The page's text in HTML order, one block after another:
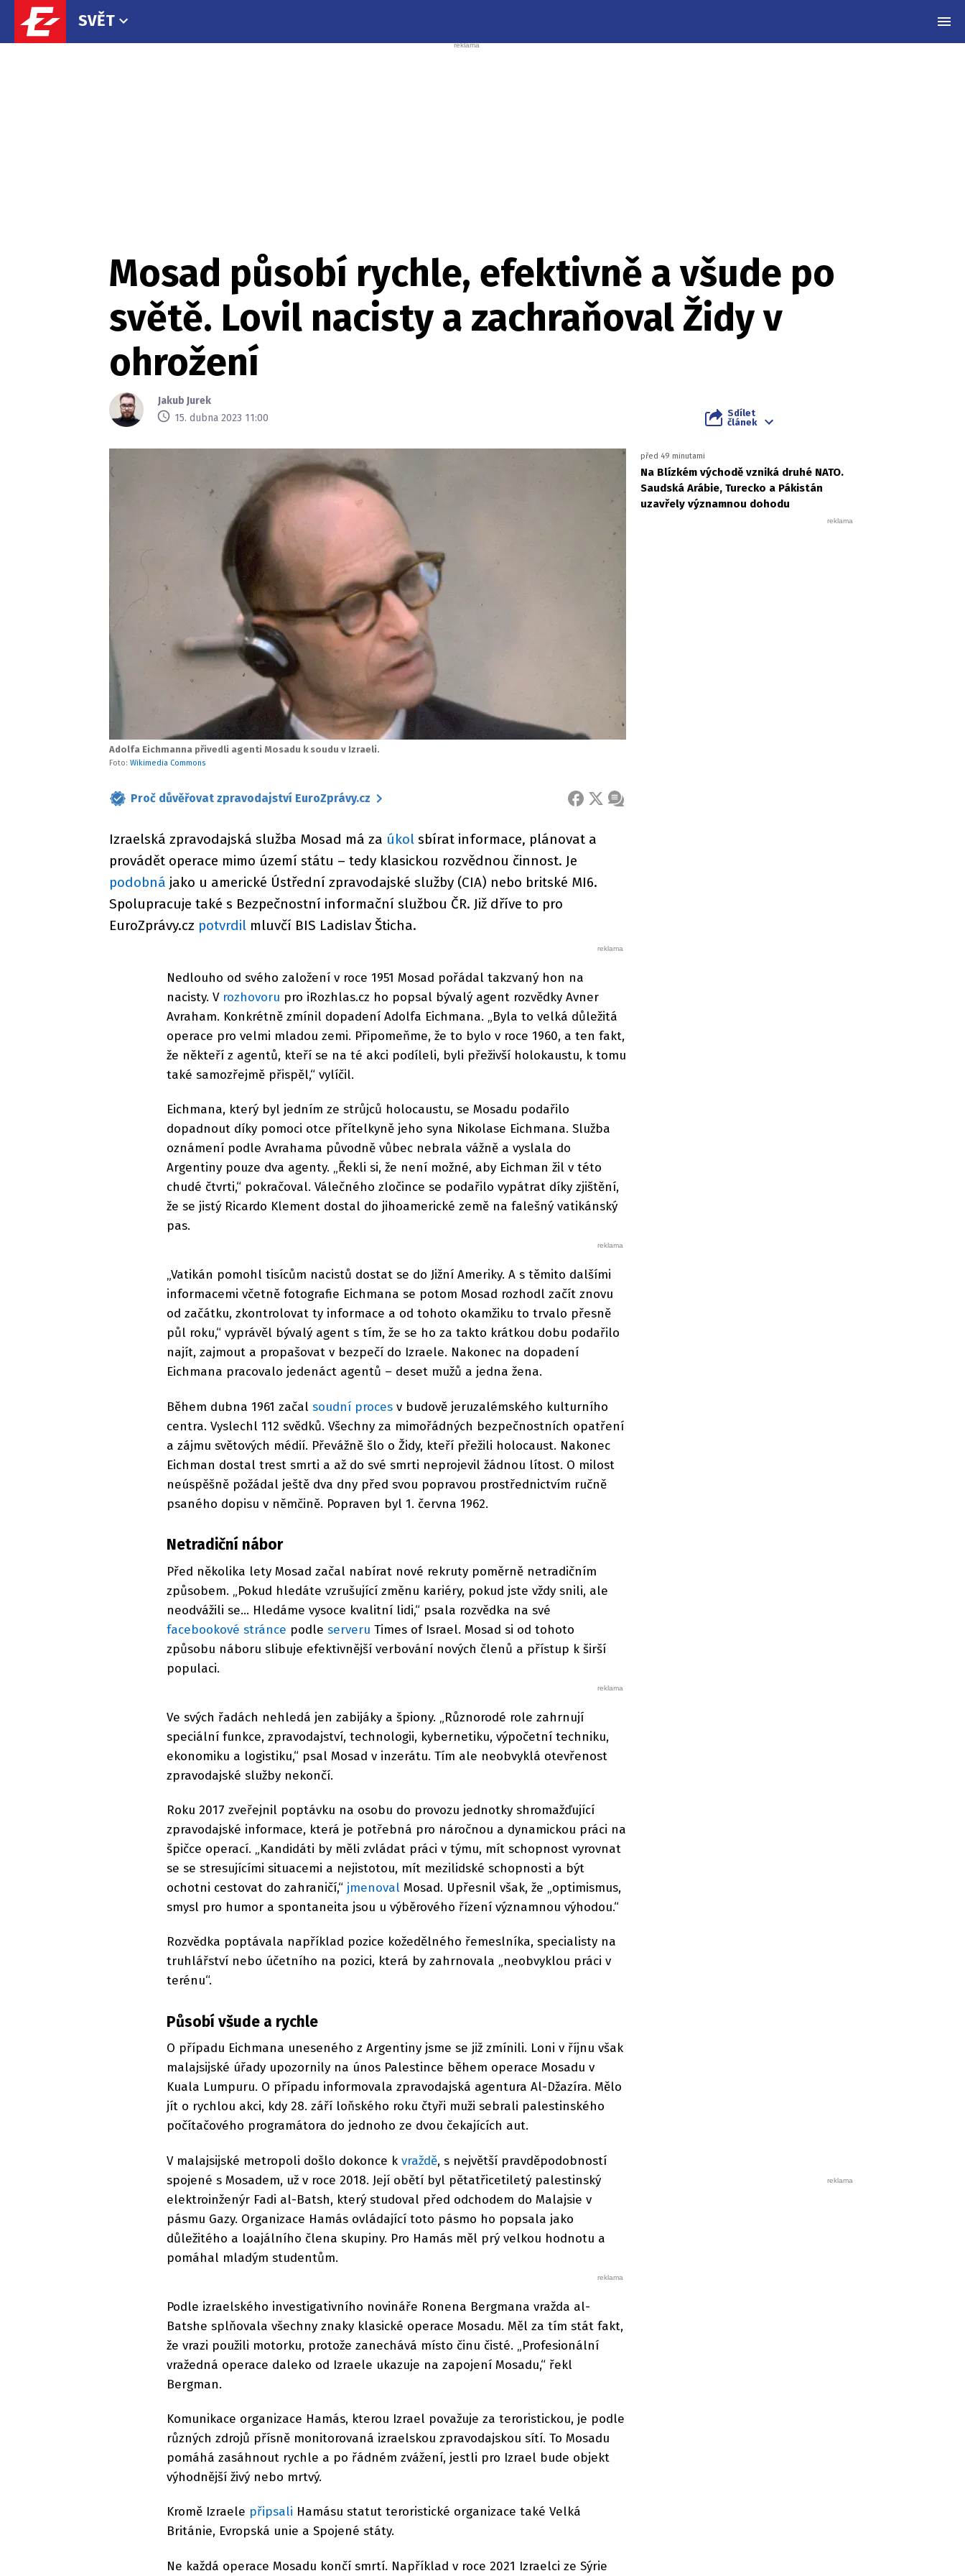
SVĚT
Mosad působí rychle, efektivně a všude po
světě. Lovil nacisty a zachraňoval Židy v
ohrožení
Jakub Jurek
15. dubna 2023 11:00
Sdílet
článek
Adolfa Eichmanna přivedli agenti Mosadu k soudu v Izraeli.
Foto: Wikimedia Commons
Proč důvěřovat zpravodajství EuroZprávy.cz FACEBOOK
X ZPRÁVA
Izraelská zpravodajská služba Mosad má za úkol sbírat informace, plánovat a
provádět operace mimo území státu – tedy klasickou rozvědnou činnost. Je
podobná jako u americké Ústřední zpravodajské služby (CIA) nebo britské MI6.
Spolupracuje také s Bezpečnostní informační službou ČR. Již dříve to pro
EuroZprávy.cz potvrdil mluvčí BIS Ladislav Šticha.
Nedlouho od svého založení v roce 1951 Mosad pořádal takzvaný hon na
nacisty. V rozhovoru pro iRozhlas.cz ho popsal bývalý agent rozvědky Avner
Avraham. Konkrétně zmínil dopadení Adolfa Eichmana. „Byla to velká důležitá
operace pro velmi mladou zemi. Připomeňme, že to bylo v roce 1960, a ten fakt,
že někteří z agentů, kteří se na té akci podíleli, byli přeživší holokaustu, k tomu
také samozřejmě přispěl,“ vylíčil.
Eichmana, který byl jedním ze strůjců holocaustu, se Mosadu podařilo
dopadnout díky pomoci otce přítelkyně jeho syna Nikolase Eichmana. Služba
oznámení podle Avrahama původně vůbec nebrala vážně a vyslala do
Argentiny pouze dva agenty. „Řekli si, že není možné, aby Eichman žil v této
chudé čtvrti,“ pokračoval. Válečného zločince se podařilo vypátrat díky zjištění,
že se jistý Ricardo Klement dostal do jihoamerické země na falešný vatikánský
pas.
„Vatikán pomohl tisícům nacistů dostat se do Jižní Ameriky. A s těmito dalšími
informacemi včetně fotografie Eichmana se potom Mosad rozhodl začít znovu
od začátku, zkontrolovat ty informace a od tohoto okamžiku to trvalo přesně
půl roku,“ vyprávěl bývalý agent s tím, že se ho za takto krátkou dobu podařilo
najít, zajmout a propašovat v bezpečí do Izraele. Nakonec na dopadení
Eichmana pracovalo jedenáct agentů – deset mužů a jedna žena.
Během dubna 1961 začal soudní proces v budově jeruzalémského kulturního
centra. Vyslechl 112 svědků. Všechny za mimořádných bezpečnostních opatření
a zájmu světových médií. Převážně šlo o Židy, kteří přežili holocaust. Nakonec
Eichman dostal trest smrti a až do své smrti neprojevil žádnou lítost. O milost
neúspěšně požádal ještě dva dny před svou popravou prostřednictvím ručně
psaného dopisu v němčině. Popraven byl 1. června 1962.
Netradiční nábor
Před několika lety Mosad začal nabírat nové rekruty poměrně netradičním
způsobem. „Pokud hledáte vzrušující změnu kariéry, pokud jste vždy snili, ale
neodvážili se… Hledáme vysoce kvalitní lidi,“ psala rozvědka na své
facebookové stránce podle serveru Times of Israel. Mosad si od tohoto
způsobu náboru slibuje efektivnější verbování nových členů a přístup k širší
populaci.
Ve svých řadách nehledá jen zabijáky a špiony. „Různorodé role zahrnují
speciální funkce, zpravodajství, technologii, kybernetiku, výpočetní techniku,
ekonomiku a logistiku,“ psal Mosad v inzerátu. Tím ale neobvyklá otevřenost
zpravodajské služby nekončí.
Roku 2017 zveřejnil poptávku na osobu do provozu jednotky shromažďující
zpravodajské informace, která je potřebná pro náročnou a dynamickou práci na
špičce operací. „Kandidáti by měli zvládat práci v týmu, mít schopnost vyrovnat
se se stresujícími situacemi a nejistotou, mít mezilidské schopnosti a být
ochotni cestovat do zahraničí,“ jmenoval Mosad. Upřesnil však, že „optimismus,
smysl pro humor a spontaneita jsou u výběrového řízení významnou výhodou.“
Rozvědka poptávala například pozice kožedělného řemeslníka, specialisty na
truhlářství nebo účetního na pozici, která by zahrnovala „neobvyklou práci v
terénu“.
Působí všude a rychle
O případu Eichmana uneseného z Argentiny jsme se již zmínili. Loni v říjnu však
malajsijské úřady upozornily na únos Palestince během operace Mosadu v
Kuala Lumpuru. O případu informovala zpravodajská agentura Al-Džazíra. Mělo
jít o rychlou akci, kdy 28. září loňského roku čtyři muži sebrali palestinského
počítačového programátora do jednoho ze dvou čekajících aut.
V malajsijské metropoli došlo dokonce k vraždě, s největší pravděpodobností
spojené s Mosadem, už v roce 2018. Její obětí byl pětatřicetiletý palestinský
elektroinženýr Fadi al-Batsh, který studoval před odchodem do Malajsie v
pásmu Gazy. Organizace Hamás ovládající toto pásmo ho popsala jako
důležitého a loajálního člena skupiny. Pro Hamás měl prý velkou hodnotu a
pomáhal mladým studentům.
Podle izraelského investigativního novináře Ronena Bergmana vražda al-
Batshe splňovala všechny znaky klasické operace Mosadu. Měl za tím stát fakt,
že vrazi použili motorku, protože zanechává místo činu čisté. „Profesionální
vražedná operace daleko od Izraele ukazuje na zapojení Mosadu,“ řekl
Bergman.
Komunikace organizace Hamás, kterou Izrael považuje za teroristickou, je podle
různých zdrojů přísně monitorovaná izraelskou zpravodajskou sítí. To Mosadu
pomáhá zasáhnout rychle a po řádném zvážení, jestli pro Izrael bude objekt
výhodnější živý nebo mrtvý.
Kromě Izraele připsali Hamásu statut teroristické organizace také Velká
Británie, Evropská unie a Spojené státy.
Ne každá operace Mosadu končí smrtí. Například v roce 2021 Izraelci ze Sýrie
před 49 minutami
Na Blízkém východě vzniká druhé NATO.
Saudská Arábie, Turecko a Pákistán
uzavřely významnou dohodu